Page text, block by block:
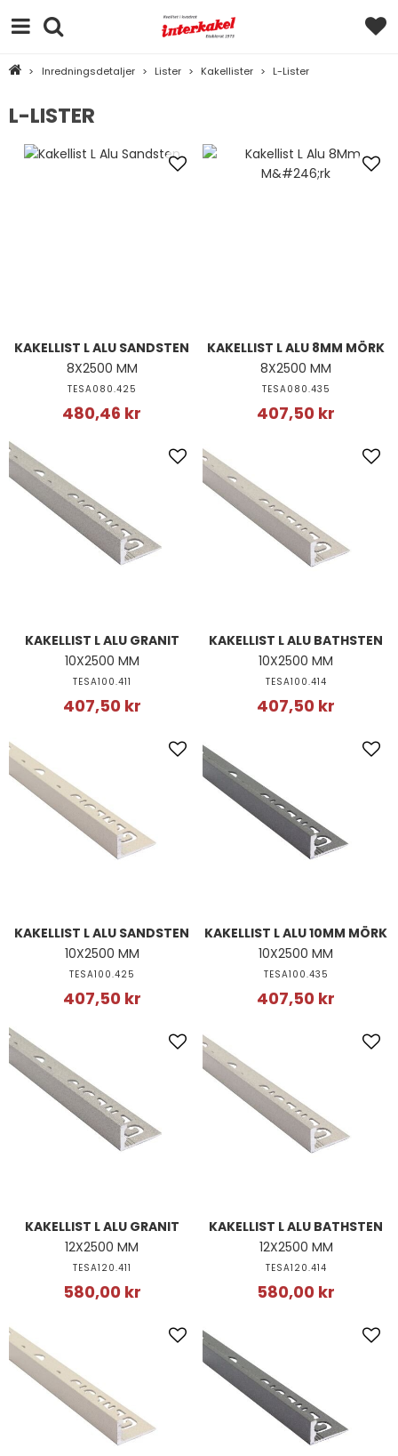
> Inredningsdetaljer > Lister > Kakellister > L-Lister
L-LISTER
KAKELLIST L ALU SANDSTEN
8X2500 MM
TESA080.425
480,46 kr
KAKELLIST L ALU 8MM MÖRK
8X2500 MM
TESA080.435
407,50 kr
KAKELLIST L ALU GRANIT
10X2500 MM
TESA100.411
407,50 kr
KAKELLIST L ALU BATHSTEN
10X2500 MM
TESA100.414
407,50 kr
KAKELLIST L ALU SANDSTEN
10X2500 MM
TESA100.425
407,50 kr
KAKELLIST L ALU 10MM MÖRK
10X2500 MM
TESA100.435
407,50 kr
KAKELLIST L ALU GRANIT
12X2500 MM
TESA120.411
580,00 kr
KAKELLIST L ALU BATHSTEN
12X2500 MM
TESA120.414
580,00 kr